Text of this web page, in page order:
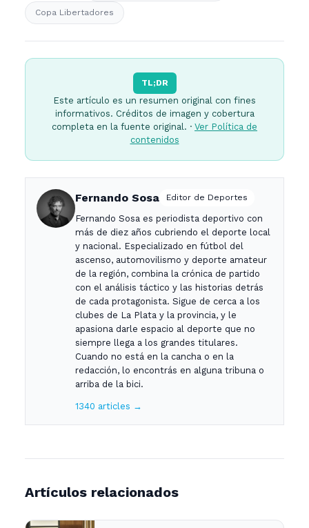
Copa Libertadores
TL;DR
Este artículo es un resumen original con fines
informativos. Créditos de imagen y cobertura
completa en la fuente original. · Ver Política de
contenidos
Fernando Sosa Editor de Deportes
Fernando Sosa es periodista deportivo con
más de diez años cubriendo el deporte local
y nacional. Especializado en fútbol del
ascenso, automovilismo y deporte amateur
de la región, combina la crónica de partido
con el análisis táctico y las historias detrás
de cada protagonista. Sigue de cerca a los
clubes de La Plata y la provincia, y le
apasiona darle espacio al deporte que no
siempre llega a los grandes titulares.
Cuando no está en la cancha o en la
redacción, lo encontrás en alguna tribuna o
arriba de la bici.
1340 articles →
Artículos relacionados